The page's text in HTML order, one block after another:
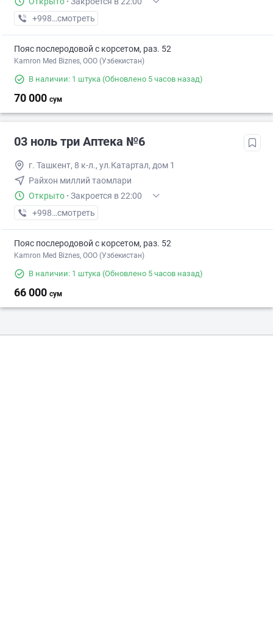
+998 (77) XXX-XX-XX
смотреть
Пояс послеродовой с корсетом, раз. 52
Kamron Med Biznes, ООО (Узбекистан)
В наличии: 1 штука (Обновлено 5 часов назад)
70 000 сум
03 ноль три Аптека №6
г. Ташкент, 8 к-л., ул.Катартал, дом 1
Райхон миллий таомлари
Открыто · Закроется в 22:00
+998 (71) XXX-XX-XX
смотреть
Пояс послеродовой с корсетом, раз. 52
Kamron Med Biznes, ООО (Узбекистан)
В наличии: 1 штука (Обновлено 5 часов назад)
66 000 сум